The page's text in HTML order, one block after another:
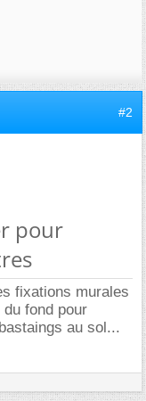
#2
pour
fixations murales
fond pour
au sol...